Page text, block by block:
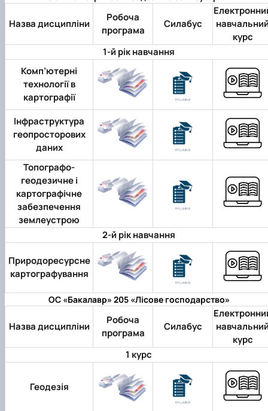
Назва дисципліни
Робоча
програма
Силабус
курс
1-й рік навчання
Комп’ютерні
технології в
картографії
Інфраструктура
геопросторових
даних
Топографо-
геодезичне і
картографічне
забезпечення
землеустрою
2-й рік навчання
Природоресурсне
картографування
ОС «Бакалавр» 205 «Лісове господарство»
Назва дисципліни
Робоча
програма
Силабус
курс
1 курс
Геодезія